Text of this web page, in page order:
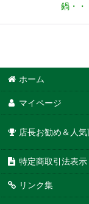
鍋・
ホーム
マイページ
店長お勧め＆人気
特定商取引法表示
リンク集